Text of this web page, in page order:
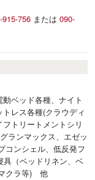
915-756 または 090-
ベッド各種、ナイト
レス各種(クラウディ
トリートメントシリ
ランマックス、エゼッ
コンシェル、低反発フ
具（ベッドリネン、ベ
クラ等) 他